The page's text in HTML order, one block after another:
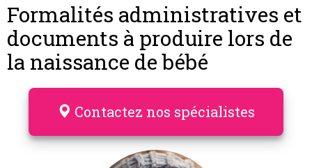
Formalités administratives et
documents à produire lors de
la naissance de bébé
Contactez nos spécialistes